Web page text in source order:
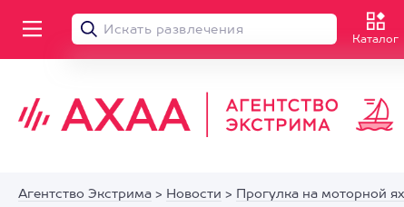
Каталог
Агентство Экстрима > Новости > Прогулка на моторной